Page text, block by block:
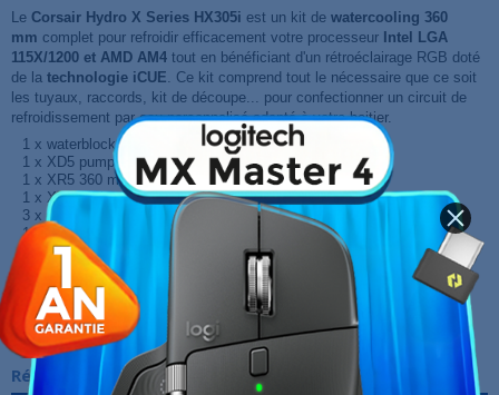
Le Corsair Hydro X Series HX305i est un kit de watercooling 360
mm complet pour refroidir efficacement votre processeur Intel LGA
115X/1200 et AMD AM4 tout en bénéficiant d'un rétroéclairage RGB doté
de la technologie iCUE. Ce kit comprend tout le nécessaire que ce soit
les tuyaux, raccords, kit de découpe... pour confectionner un circuit de
refroidissement par eau personnalisé adapté à votre boitier.
1 x waterblock for XC7 processor
1 x XD5 pump/reservoir combination
1 x XR5 360 mm radiator
1 x XL5 coolant bottle (1L)
3 x QL120 RGB fans
1 x CORSAIR RGB LED fan hub
1 x iCUE Commander PRO controller
8 x Hydro X Series XF Hardline 14mm OD fittings
2 x Hydro X Series 90° Rotary adaptors
3 m of 14 mm XT Hardline tubing (in 0.5 m sections)
1 x Corsair Hydro X Series XT Hardline Bending Toolkit
1 x Hydro X Series XT Hardline Toolkit
Références spécifiques